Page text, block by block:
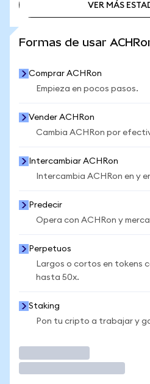
VER MÁS
Formas de usar
Comprar ACHRon
Empieza en pocos pasos.
Vender ACHRon
Cambia ACHRon por
Intercambiar ACHRon
Intercambia ACHRon en y
Predecir
Opera con ACHRon y
Perpetuos
Largos o cortos en tokens
hasta 50x.
Staking
Pon tu cripto a trabajar y